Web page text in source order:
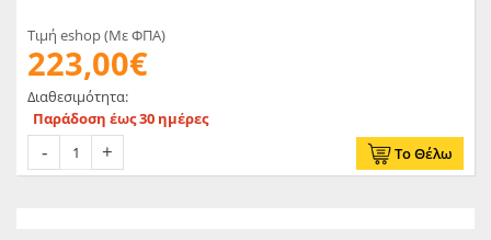
Τιμή eshop (Με ΦΠΑ)
223,00€
Διαθεσιμότητα:
Παράδοση έως 30 ημέρες
Το Θέλω